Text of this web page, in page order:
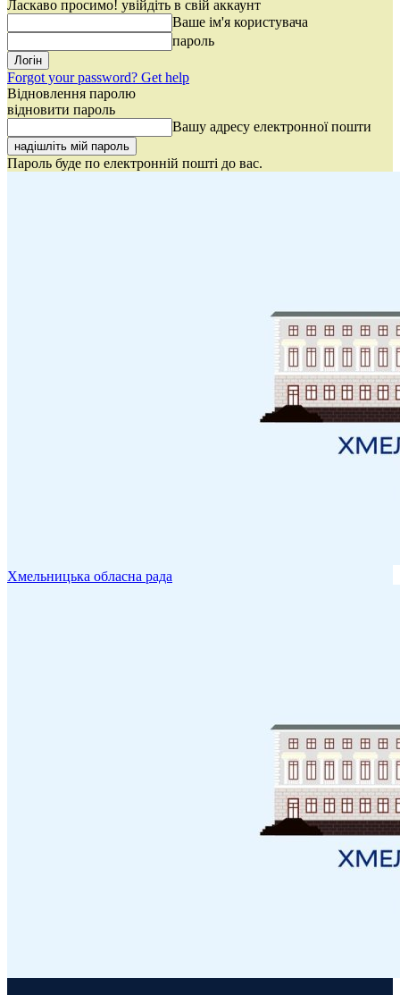
Ласкаво просимо! увійдіть в свій аккаунт
Ваше ім'я користувача
пароль
Forgot your password? Get help
Відновлення паролю
відновити пароль
Вашу адресу електронної пошти
Пароль буде по електронній пошті до вас.
Хмельницька обласна рада